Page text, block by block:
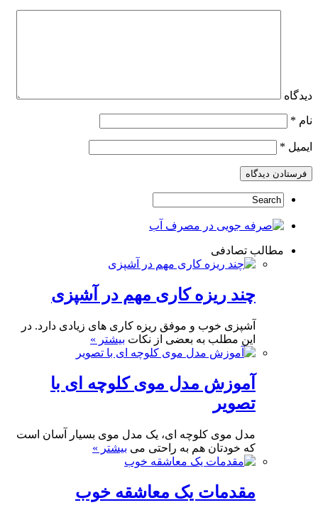
دیدگاه
نام *
ایمیل *
مطالب تصادفی
چند ریزه کاری مهم در آشپزی
آشپزی خوب و موفق ریزه کاری های زیادی دارد. در
این مطلب به بعضی از نکات بیشتر »
آموزش مدل موی کلوچه ای با
تصویر
مدل موی کلوچه ای، یک مدل موی بسیار آسان است
که خودتان هم به راحتی می بیشتر »
مقدمات یک معاشقه خوب